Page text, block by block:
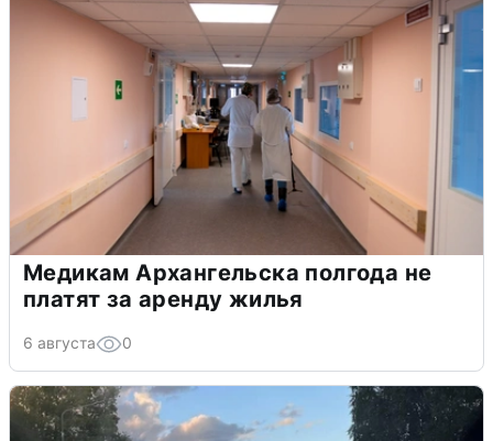
Медикам Архангельска полгода не
платят за аренду жилья
6 августа 0